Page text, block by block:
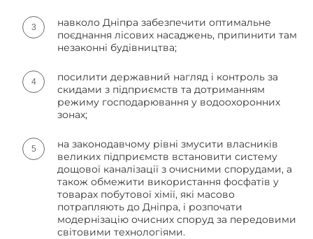
навколо Дніпра забезпечити оптимальне
поєднання лісових насаджень, припинити там
незаконні будівництва;
посилити державний нагляд і контроль за
скидами з підприємств та дотриманням
режиму господарювання у водоохоронних
зонах;
на законодавчому рівні змусити власників
великих підприємств встановити систему
дощової каналізації з очисними спорудами, а
також обмежити використання фосфатів у
товарах побутової хімії, які масово
потрапляють до Дніпра, і розпочати
модернізацію очисних споруд за передовими
світовими технологіями.